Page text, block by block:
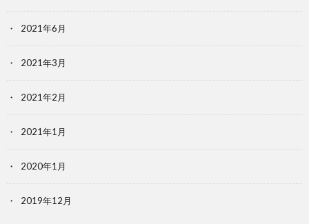
2021年6月
2021年3月
2021年2月
2021年1月
2020年1月
2019年12月